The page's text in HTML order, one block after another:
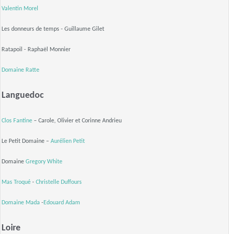
Valentin Morel
Les donneurs de temps - Guillaume Gilet
Ratapoil - Raphaël Monnier
Domaine Ratte
Languedoc
Clos Fantine – Carole, Olivier et Corinne Andrieu
Le Petit Domaine – Aurélien Petit
Domaine Gregory White
Mas Troqué - Christelle Duffours
Domaine Mada -Edouard Adam
Loire